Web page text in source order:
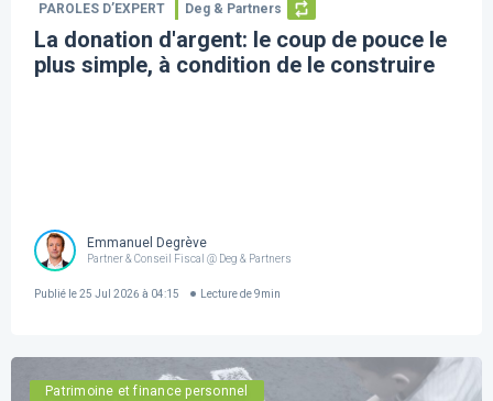
PAROLES D’EXPERT Deg & Partners
La donation d'argent: le coup de pouce le
plus simple, à condition de le construire
Emmanuel Degrève
Partner & Conseil Fiscal @ Deg & Partners
Publié le25 Jul 2026 à 04:15 Lecture de 9min
Patrimoine et finance personnel